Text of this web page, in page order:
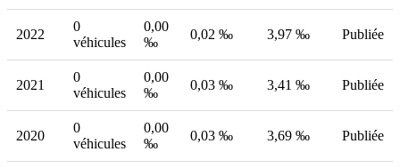
2022
0
véhicules
0,00
‰
0,02 ‰ 3,97 ‰ Publiée
2021
0
véhicules
0,00
‰
0,03 ‰ 3,41 ‰ Publiée
2020
0
véhicules
0,00
‰
0,03 ‰ 3,69 ‰ Publiée